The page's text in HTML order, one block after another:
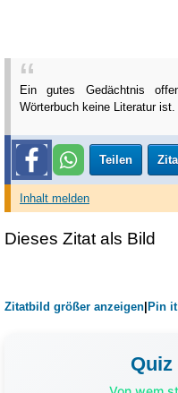
Ein gutes Gedächtnis
Wörterbuch keine Literatur ist.
Teilen
Inhalt melden
Dieses Zitat als Bild
Zitatbild größer anzeigen Pin it
Quiz